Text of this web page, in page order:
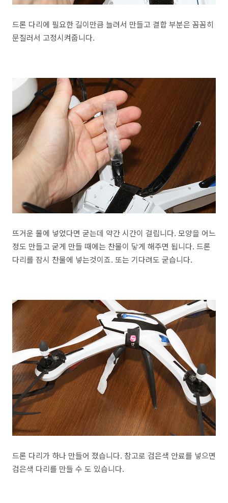
드론 다리에 필요한 길이만큼 늘려서 만들고 결합 부분은 꼼꼼히
문질러서 고정시켜줍니다.
뜨거운 물에 넣었다면 굳는데 약간 시간이 걸립니다. 모양을 어느
정도 만들고 굳게 만들 때에는 찬물이 닿게 해주면 됩니다. 드론
다리를 잠시 찬물에 넣는것이죠. 또는 기다려도 굳습니다.
드론 다리가 하나 만들어 졌습니다. 참고로 검은색 안료를 넣으면
검은색 다리를 만들 수 도 있습니다.